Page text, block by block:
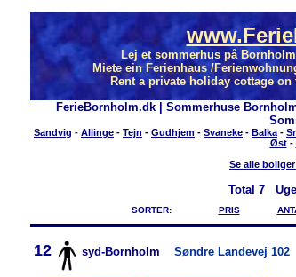
Lej et sommerhus på
Miete ein Ferienhaus /
Rent a private holiday cottage
FerieBornholm.dk | Sommerhuse
Sandvig - Allinge - Tejn - Gudhjem - Svaneke - Balka -
Øst-
Se alle
Total 7 Uge
SORTER: PRIS
12 syd-Bornholm Søndre Landevej